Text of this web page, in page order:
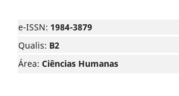
e-ISSN: 1984-3879
Qualis: B2
Área: Ciências Humanas